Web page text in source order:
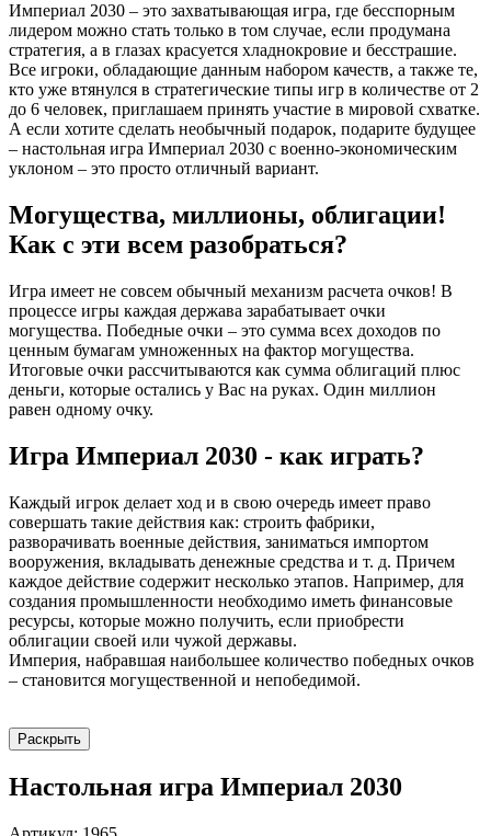
Империал 2030 – это захватывающая игра, где бесспорным
лидером можно стать только в том случае, если продумана
стратегия, а в глазах красуется хладнокровие и бесстрашие.
Все игроки, обладающие данным набором качеств, а также те,
кто уже втянулся в стратегические типы игр в количестве от 2
до 6 человек, приглашаем принять участие в мировой схватке.
А если хотите сделать необычный подарок, подарите будущее
– настольная игра Империал 2030 с военно-экономическим
уклоном – это просто отличный вариант.
Могущества, миллионы, облигации!
Как с эти всем разобраться?
Игра имеет не совсем обычный механизм расчета очков! В
процессе игры каждая держава зарабатывает очки
могущества. Победные очки – это сумма всех доходов по
ценным бумагам умноженных на фактор могущества.
Итоговые очки рассчитываются как сумма облигаций плюс
деньги, которые остались у Вас на руках. Один миллион
равен одному очку.
Игра Империал 2030 - как играть?
Каждый игрок делает ход и в свою очередь имеет право
совершать такие действия как: строить фабрики,
разворачивать военные действия, заниматься импортом
вооружения, вкладывать денежные средства и т. д. Причем
каждое действие содержит несколько этапов. Например, для
создания промышленности необходимо иметь финансовые
ресурсы, которые можно получить, если приобрести
облигации своей или чужой державы.
Империя, набравшая наибольшее количество победных очков
– становится могущественной и непобедимой.
Раскрыть
Настольная игра Империал 2030